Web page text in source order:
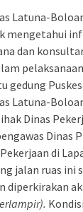
Latuna-
mengetahui
dan
gedung
Latuna-
Dinas
Dinas
di
jalan ruas ini
diperkirakan